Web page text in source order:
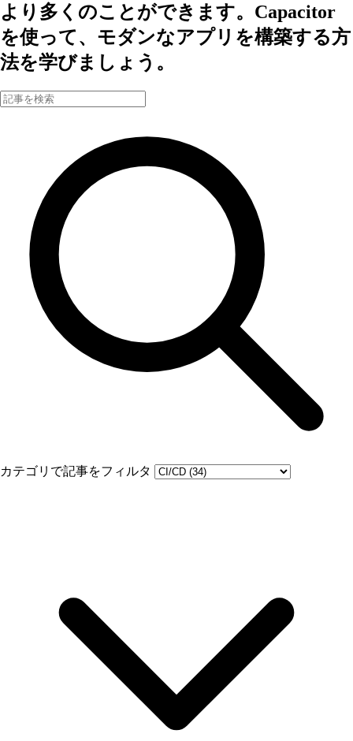
より多くのことができます。Capacitor
を使って、モダンなアプリを構築する方
法を学びましょう。
カテゴリで記事をフィルタ